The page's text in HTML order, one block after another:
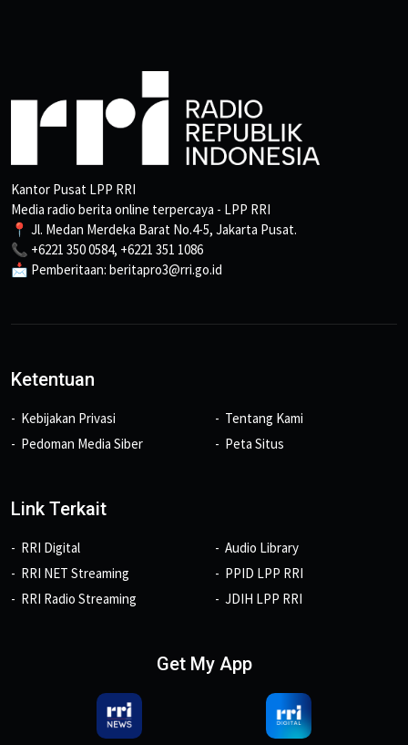
Kantor Pusat LPP RRI
Media radio berita online terpercaya - LPP RRI
📍 Jl. Medan Merdeka Barat No.4-5, Jakarta Pusat.
📞 +6221 350 0584, +6221 351 1086
📩 Pemberitaan: beritapro3@rri.go.id
Ketentuan
Kebijakan Privasi
Pedoman Media Siber
Tentang Kami
Peta Situs
Link Terkait
RRI Digital
RRI NET Streaming
RRI Radio Streaming
Audio Library
PPID LPP RRI
JDIH LPP RRI
Get My App